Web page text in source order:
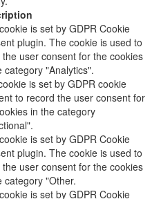
is set by GDPR Cookie
plugin. The cookie is used to
user consent for the cookies
category "Analytics".
is set by GDPR cookie
to record the user consent for
in the category
is set by GDPR Cookie
plugin. The cookie is used to
user consent for the cookies
category "Other.
is set by GDPR Cookie